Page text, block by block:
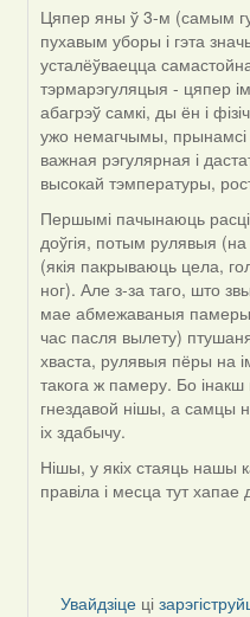
In
reply
to
by
Юлія
С.К.
Цяпер яны ў 3-м (самым
пухавым уборы і гэта
усталёўваецца
тэрмарэгуляцыя - цяпер
абагрэў самкі, ды ён і
ужо немагчымы, прынамсі
важная рэгулярная і
высокай тэмпературы,
Першымі пачынаюць
доўгія, потым рулявыя
(якія пакрываюць цела,
ног). Але з-за таго, што
мае абмежаваныя
час пасля вылету)
хваста, рулявыя пёры на
такога ж памеру. Бо
гнездавой нішы, а самцы
іх здабычу.
Нішы, у якіх стаяць нашы
правіла і месца тут хапае
Увайдзіце ці